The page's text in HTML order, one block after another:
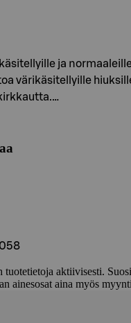
ja
värikäsitellyille
tuotetietoja aktiivisesti.
ainesosat aina myös